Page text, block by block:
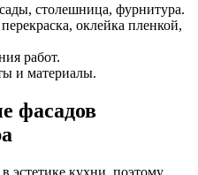
столешница, фурнитура.
оклейка пленкой,
работ.
и материалы.
фасадов
эстетике кухни, поэтому